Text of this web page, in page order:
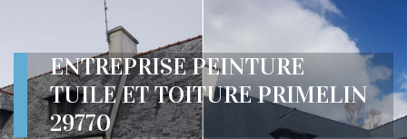
ENTREPRISE PEINTURE
TUILE ET TOITURE PRIMELIN
29770